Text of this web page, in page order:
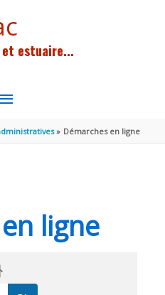
estuaire...
Démarches en ligne
ligne